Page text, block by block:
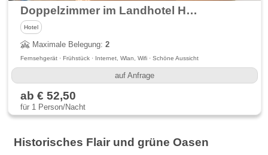
Doppelzimmer im Landhotel Hopp
Hotel
Maximale Belegung:2
Fernsehgerät · Frühstück · Internet, Wlan, Wifi · Schöne Aussicht
auf Anfrage
ab € 52,50
für 1 Person/Nacht
Historisches Flair und grüne Oasen